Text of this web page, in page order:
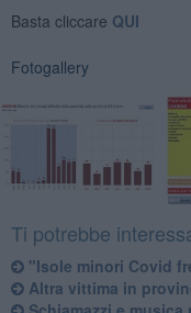
Basta cliccare QUI
Fotogallery
Ti potrebbe
"Isole minori Covid
Altra vittima in